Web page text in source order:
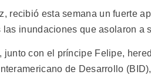
recibió esta semana un fuerte
inundaciones que asolaron a
con el príncipe Felipe,
de Desarrollo